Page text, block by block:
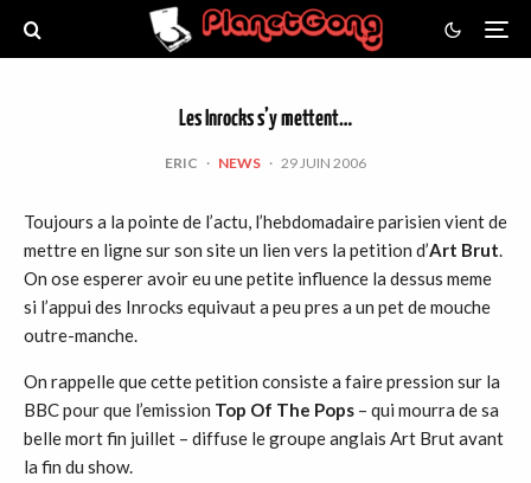
Les Inrocks s’y mettent…
ERIC · NEWS · 29 JUIN 2006
Toujours a la pointe de l’actu, l’hebdomadaire parisien vient de
mettre en ligne sur son site un lien vers la petition d’Art Brut.
On ose esperer avoir eu une petite influence la dessus meme
si l’appui des Inrocks equivaut a peu pres a un pet de mouche
outre-manche.
On rappelle que cette petition consiste a faire pression sur la
BBC pour que l’emission Top Of The Pops – qui mourra de sa
belle mort fin juillet – diffuse le groupe anglais Art Brut avant
la fin du show.